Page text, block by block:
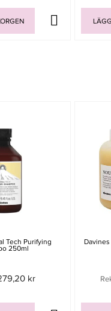
Tech Purifying
250ml
kr